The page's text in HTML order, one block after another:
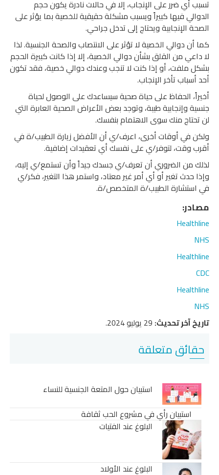
تسبب أي ضرر على الإنجاب، إلا في حالات نادرة يكون حجم
الدوالي فيها كبيراً ويسبب مشكلة حقيقية للخصية بما يؤثر على
الصحة الإنجابية ويحتاج إلى تدخل جراحي.
كما أن دوالي الخصية لا تؤثر على الانتصاب والصحة الجنسية. لذا
لا داعي من القلق بشأن دوالي الخصية، إلا إذا كانت كبيرة الحجم
بشكل ملفت، أو إذا كنت لا تنجب وعندك دوالي خصية، فقد تكون
أحد أسباب تأخر الإنجاب.
أخيراً، الحفاظ على حياة صحية سيساعدك على الوصول لحياة
جنسية وإنجابية طيبة، وتوجد بعض الأعراض الصحية العابرة التي
لن تحتاج منك سوى الاهتمام بنفسك.
ولكن في أوقات أخرى، اعرف/ي أن الأفضل زيارة الطبيب/ة في
أقرب وقت، لتوفر/ي على نفسك أي تعقيدات إضافية.
لذلك من الضروري أن تعرف/ي جسدك جيداً وأن تستمع/ي إليه،
وإذا حدث تغير أو أي أمر غير معتاد، واستمر هذا التغير، فكر/ي
في استشارة الطبيب/ة المتخصص/ة.
مصادر:
Healthline
NHS
Healthline
CDC
Healthline
NHS
تاريخ آخر تحديث:
حقائق متعلقة
استبيان حول المتعة الجنسية للنساء
استبيان رأي في مشروع الحب ثقافة
البلوغ عند الفتيات
البلوغ عند الأولاد